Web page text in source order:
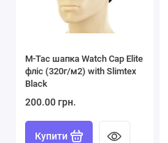
M-Tac шапка Watch Cap Elite
фліс (320г/м2) with Slimtex
Black
200.00 грн.
Купити